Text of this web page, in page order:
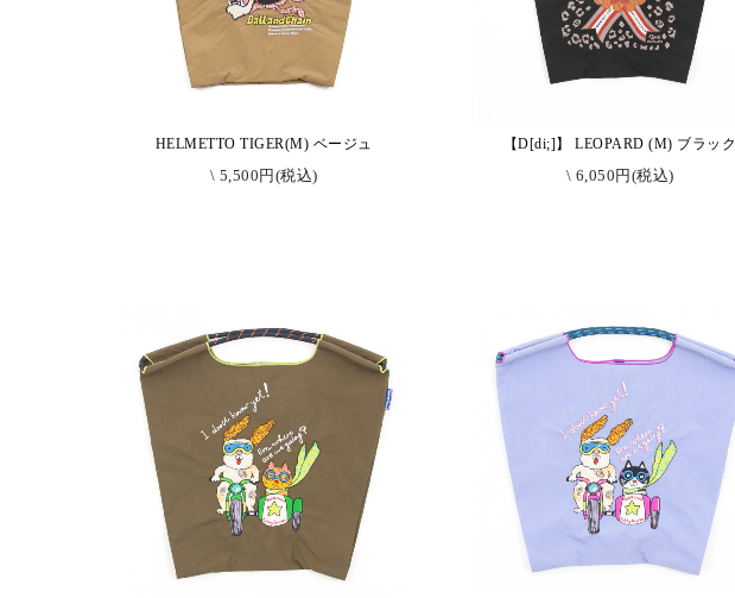
HELMETTO TIGER(M) ベージュ
\ 5,500円(税込)
【D[di;]】 LEOPARD (M) ブラック
\ 6,050円(税込)